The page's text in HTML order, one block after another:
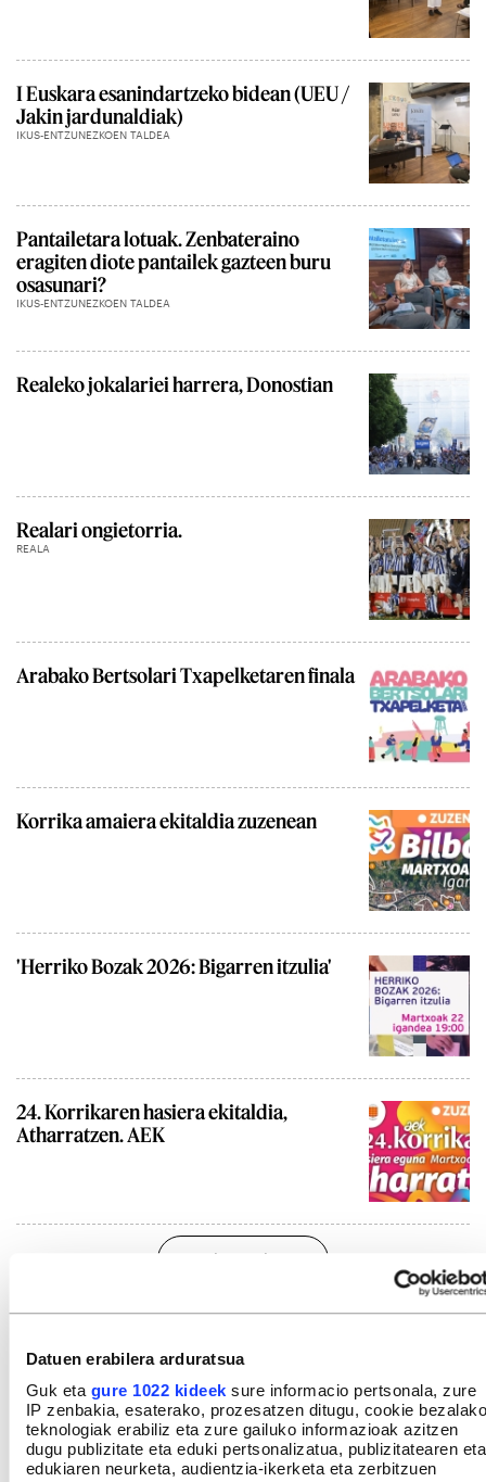
Datuen erabilera arduratsua
Guk eta gure 1022 kideek sure informacio pertsonala, zure
IP zenbakia, esaterako, prozesatzen ditugu, cookie bezalako
teknologiak erabiliz eta zure gailuko informazioak azitzen
dugu publizitate eta eduki pertsonalizatua, publizitatearen eta
edukiaren neurketa, audientzia-ikerketa eta zerbitzuen
I Euskara esanindartzeko bidean (UEU /
Jakin jardunaldiak)
IKUS-ENTZUNEZKOEN TALDEA
Pantailetara lotuak. Zenbateraino
eragiten diote pantailek gazteen buru
osasunari?
IKUS-ENTZUNEZKOEN TALDEA
Realeko jokalariei harrera, Donostian
Realari ongietorria.
REALA
Arabako Bertsolari Txapelketaren finala
Korrika amaiera ekitaldia zuzenean
'Herriko Bozak 2026: Bigarren itzulia'
24. Korrikaren hasiera ekitaldia,
Atharratzen. AEK
Gehiago ikusi